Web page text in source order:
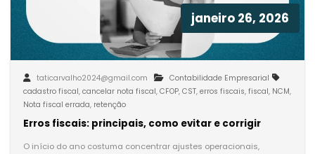
janeiro 26, 2026
taticarvalho2024@gmail.com
Contabilidade Empresarial
cadastro fiscal, cancelar nota fiscal, CFOP, CST, erros fiscais, fiscal, NCM,
Nota fiscal errada, retenção
Erros fiscais: principais, como evitar e corrigir
O início do ano costuma concentrar ajustes operacionais,